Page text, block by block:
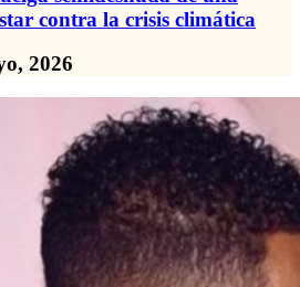
contra la crisis climática
2026